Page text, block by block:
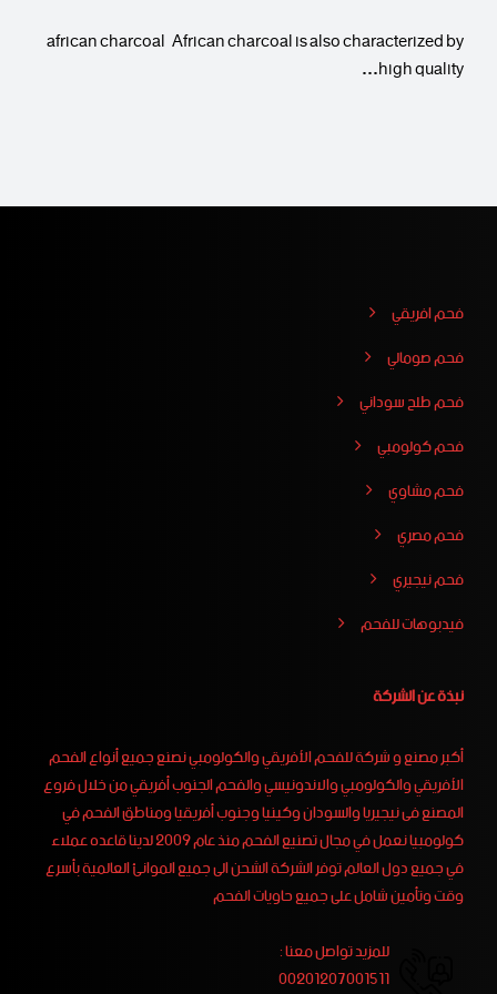
african charcoal African charcoal is also characterized by
high quality…
فحم افريقي
فحم صومالي
فحم طلح سوداني
فحم كولومبي
فحم مشاوي
فحم مصري
فحم نيجيري
فيدبوهات للفحم
نبذة عن الشركة
أكبر مصنع و شركة للفحم الأفريقي والكولومبي نصنع جميع أنواع الفحم
الأفريقي والكولومبي والاندونيسي والفحم الجنوب أفريقي من خلال فروع
المصنع فى نيجيريا والسودان وكينيا وجنوب أفريقيا ومناطق الفحم في
كولومبيا نعمل في مجال تصنيع الفحم منذ عام 2009 لدينا قاعده عملاء
في جميع دول العالم توفر الشركة الشحن الى جميع الموانئ العالمية بأسرع
وقت وتأمين شامل على جميع حاويات الفحم
للمزيد تواصل معنا :
00201207001511